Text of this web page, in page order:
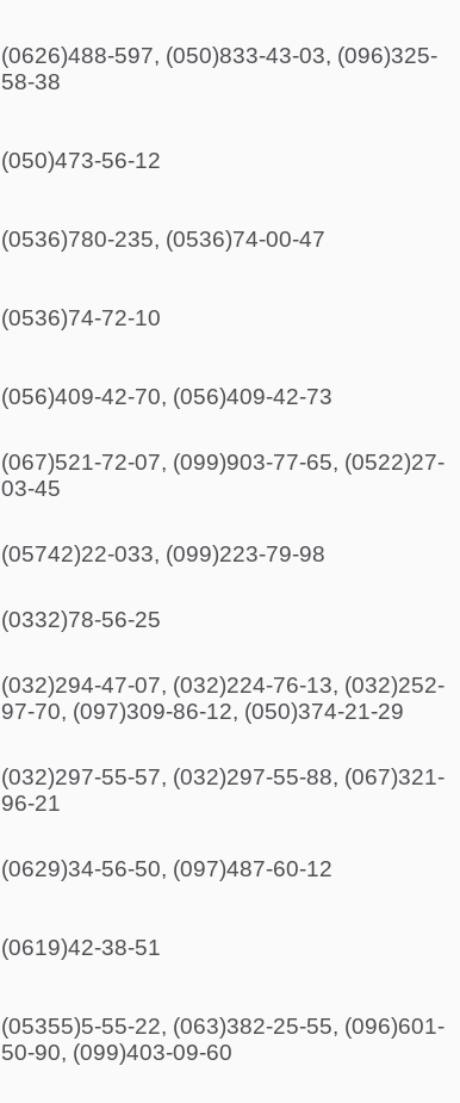
(0626)488-597, (050)833-43-03, (096)325-
58-38
(050)473-56-12
(0536)780-235, (0536)74-00-47
(0536)74-72-10
(056)409-42-70, (056)409-42-73
(067)521-72-07, (099)903-77-65, (0522)27-
03-45
(05742)22-033, (099)223-79-98
(0332)78-56-25
(032)294-47-07, (032)224-76-13, (032)252-
97-70, (097)309-86-12, (050)374-21-29
(032)297-55-57, (032)297-55-88, (067)321-
96-21
(0629)34-56-50, (097)487-60-12
(0619)42-38-51
(05355)5-55-22, (063)382-25-55, (096)601-
50-90, (099)403-09-60